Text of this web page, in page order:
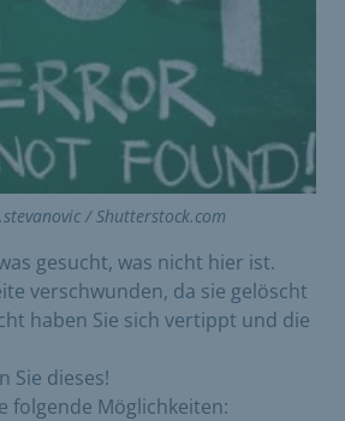
/ Shutterstock.com
gesucht, was nicht hier ist.
verschwunden, da sie gelöscht
haben Sie sich vertippt und die
Sie dieses!
folgende Möglichkeiten: